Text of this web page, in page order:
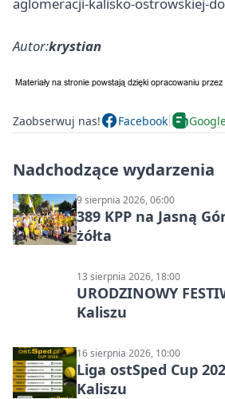
Autor:krystian
Zaobserwuj nas! Facebook
Nadchodzące wydarzenia
9 sierpnia 2026, 06:00
389 KPP na Jasną
żółta
13 sierpnia 2026, 18:00
URODZINOWY
Kaliszu
16 sierpnia 2026, 10:00
Liga ostSped Cup
Kaliszu